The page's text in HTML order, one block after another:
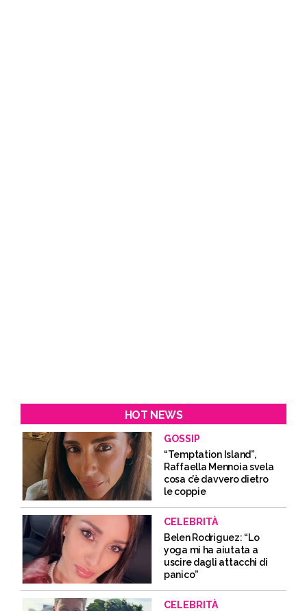
HOT NEWS
GOSSIP
“Temptation Island”,
Raffaella Mennoia svela
cosa c’è davvero dietro
le coppie
CELEBRITÀ
Belen Rodriguez: “Lo
yoga mi ha aiutata a
uscire dagli attacchi di
panico”
CELEBRITÀ